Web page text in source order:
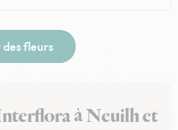
fleurs
à Neuilh et